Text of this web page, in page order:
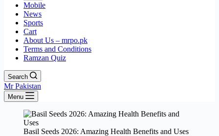
Mobile
News
Sports
Cart
About Us – mrpo.pk
Terms and Conditions
Ramzan Quiz
Search
Mr Pakistan
Menu
Basil Seeds 2026: Amazing Health Benefits and Uses